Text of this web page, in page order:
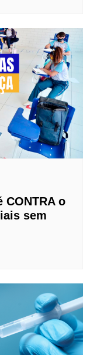
CONTRA o
sem